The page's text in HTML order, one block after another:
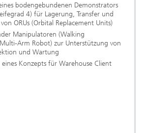
bodengebundenen Demonstrators
4) für Lagerung, Transfer und
ORUs (Orbital Replacement Units)
Manipulatoren (Walking
Arm Robot) zur Unterstützung von
und Wartung
Konzepts für Warehouse Client